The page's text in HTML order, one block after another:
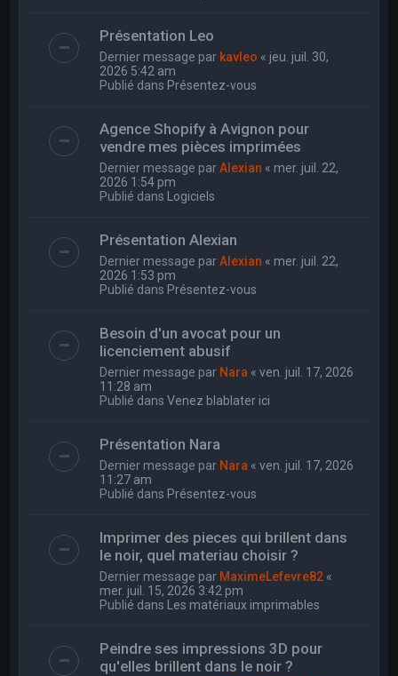
Présentation Leo
Dernier message par kavleo « jeu. juil. 30,
2026 5:42 am
Publié dans Présentez-vous
Agence Shopify à Avignon pour
vendre mes pièces imprimées
Dernier message parAlexian « mer. juil. 22,
2026 1:54 pm
Publié dans Logiciels
Présentation Alexian
Dernier message parAlexian « mer. juil. 22,
2026 1:53 pm
Publié dans Présentez-vous
Besoin d'un avocat pour un
licenciement abusif
Dernier message par Nara «ven. juil. 17, 2026
11:28 am
Publié dansVenez blablater ici
Présentation Nara
Dernier message par Nara «ven. juil. 17, 2026
11:27 am
Publié dans Présentez-vous
Imprimer des pieces qui brillent dans
le noir, quel materiau choisir ?
Dernier message par MaximeLefevre82 «
mer. juil. 15, 2026 3:42 pm
Publié dans Les matériaux imprimables
Peindre ses impressions 3D pour
qu'elles brillent dans le noir ?